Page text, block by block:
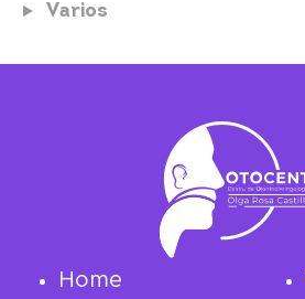
Varios
Home